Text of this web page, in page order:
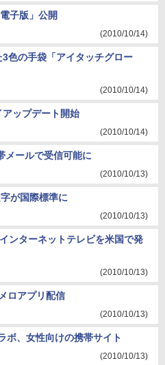
子版」公開
(2010/10/14)
色の手袋「アイタッチグロー
(2010/10/14)
ップデート開始
(2010/10/14)
メールで受信可能に
(2010/10/13)
が国際標準に
(2010/10/13)
ンターネットテレビを米国で発
(2010/10/13)
ロアプリ配信
(2010/10/13)
ボ、女性向けの携帯サイト
(2010/10/13)